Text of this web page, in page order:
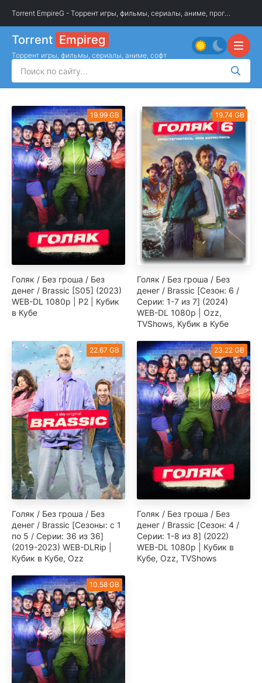
Torrent Empireg
Торрент игры, фильмы, сериалы, аниме, софт
19.99 GB
Голяк / Без гроша / Без
денег / Brassic [S05] (2023)
WEB-DL 1080p | P2 | Кубик
в Кубе
19.74 GB
Голяк / Без гроша / Без
денег / Brassic [Сезон: 6 /
Серии: 1-7 из 7] (2024)
WEB-DL 1080p | Ozz,
TVShows, Кубик в Кубе
22.67 GB
Голяк / Без гроша / Без
денег / Brassic [Сезоны: с 1
по 5 / Серии: 36 из 36]
(2019-2023) WEB-DLRip |
Кубик в Кубе, Ozz
23.22 GB
Голяк / Без гроша / Без
денег / Brassic [Сезон: 4 /
Серии: 1-8 из 8] (2022)
WEB-DL 1080p | Кубик в
Кубе, Ozz, TVShows
10.58 GB